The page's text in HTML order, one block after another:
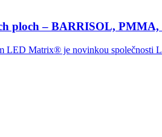
ploch – BARRISOL, PMMA,
LED Matrix® je novinkou společnosti